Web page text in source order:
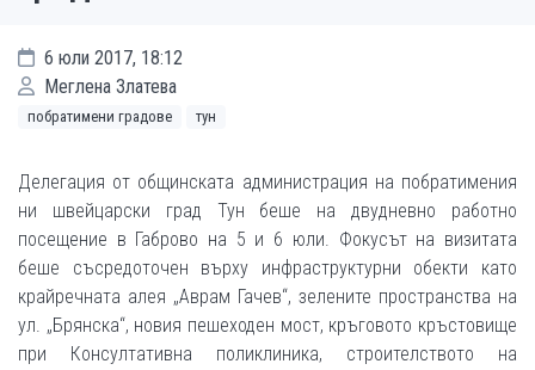
6 юли 2017, 18:12
Меглена Златева
побратимени градове тун
Делегация от общинската администрация на побратимения
ни швейцарски град Тун беше на двудневно работно
посещение в Габрово на 5 и 6 юли. Фокусът на визитата
беше съсредоточен върху инфраструктурни обекти като
крайречната алея „Аврам Гачев“, зелените пространства на
ул. „Брянска“, новия пешеходен мост, кръговото кръстовище
при Консултативна поликлиника, строителството на